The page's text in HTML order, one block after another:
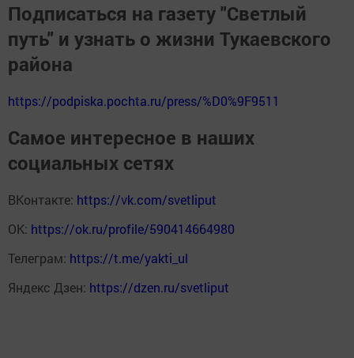
Подписаться на газету "Светлый
путь" и узнать о жизни Тукаевского
района
https://podpiska.pochta.ru/press/%D0%9F9511
Самое интересное в наших
социальных сетях
ВКонтакте: https://vk.com/svetliput
ОК: https://ok.ru/profile/590414664980
Телеграм: https://t.me/yakti_ul
Яндекс Дзен: https://dzen.ru/svetliput